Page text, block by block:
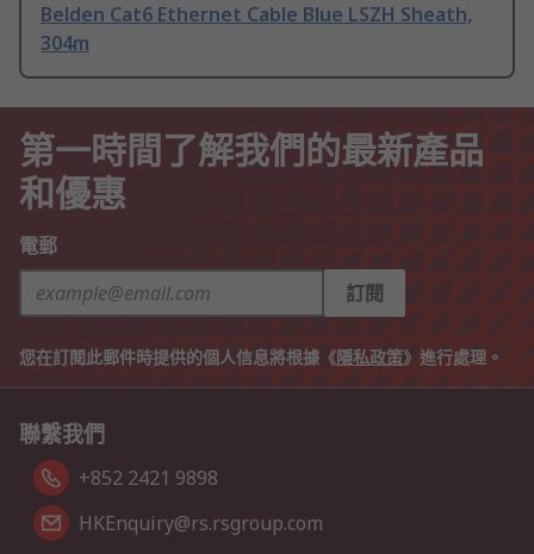
Belden Cat6 Ethernet Cable Blue LSZH Sheath,
304m
第一時間了解我們的最新產品
和優惠
電郵
訂閱
您在訂閱此郵件時提供的個人信息將根據《隱私政策》進行處理。
聯繫我們
+852 2421 9898
HKEnquiry@rs.rsgroup.com